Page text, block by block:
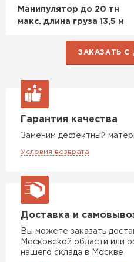
Манипулятор до 20 тн
макс. длина груза 13,5 м
ЗАКАЗАТЬ С
Гарантия качества
Заменим дефектный
Условия возврата
Доставка и
Вы можете заказать
Московской области или
нашего склада в Москве